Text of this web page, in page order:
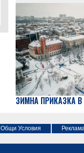
ЗИМНА ПРИКАЗКА В
Общи Условия Реклама